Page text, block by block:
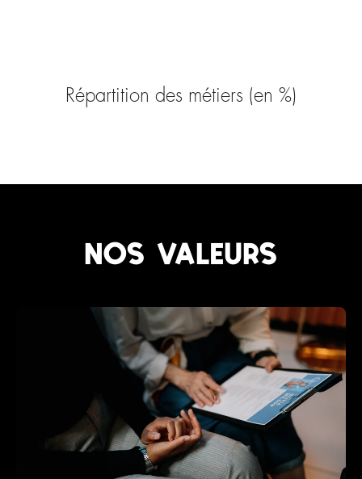
Répartition des métiers (en %)
Nos valeurs